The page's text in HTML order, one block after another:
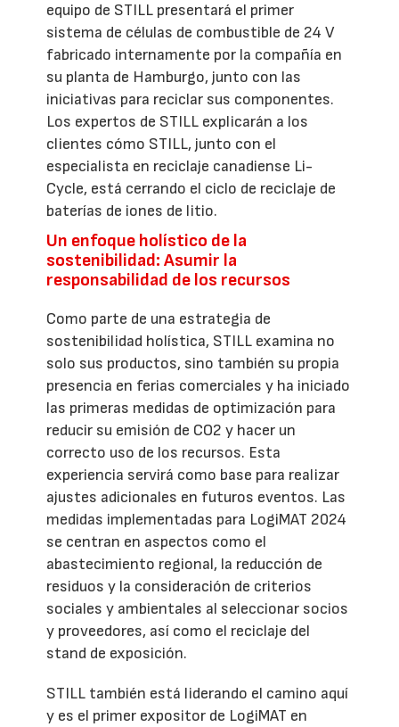
equipo de STILL presentará el primer
sistema de células de combustible de 24 V
fabricado internamente por la compañía en
su planta de Hamburgo, junto con las
iniciativas para reciclar sus componentes.
Los expertos de STILL explicarán a los
clientes cómo STILL, junto con el
especialista en reciclaje canadiense Li-
Cycle, está cerrando el ciclo de reciclaje de
baterías de iones de litio.
Un enfoque holístico de la
sostenibilidad: Asumir la
responsabilidad de los recursos
Como parte de una estrategia de
sostenibilidad holística, STILL examina no
solo sus productos, sino también su propia
presencia en ferias comerciales y ha iniciado
las primeras medidas de optimización para
reducir su emisión de CO2 y hacer un
correcto uso de los recursos. Esta
experiencia servirá como base para realizar
ajustes adicionales en futuros eventos. Las
medidas implementadas para LogiMAT 2024
se centran en aspectos como el
abastecimiento regional, la reducción de
residuos y la consideración de criterios
sociales y ambientales al seleccionar socios
y proveedores, así como el reciclaje del
stand de exposición.
STILL también está liderando el camino aquí
y es el primer expositor de LogiMAT en